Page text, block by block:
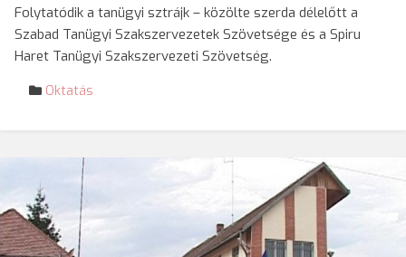
Folytatódik a tanügyi sztrájk – közölte szerda délelőtt a
Szabad Tanügyi Szakszervezetek Szövetsége és a Spiru
Haret Tanügyi Szakszervezeti Szövetség.
Oktatás